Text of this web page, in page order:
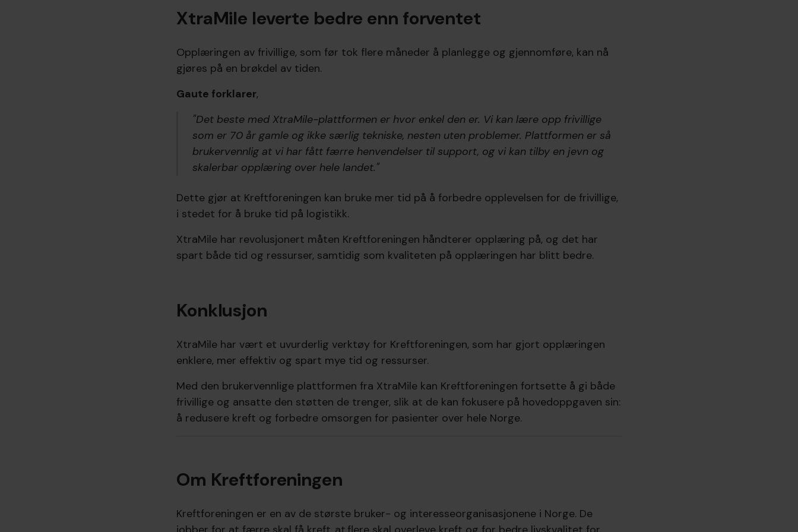
XtraMile leverte bedre enn forventet
Opplæringen av frivillige, som før tok flere måneder å planlegge og gjennomføre, kan nå
gjøres på en brøkdel av tiden.
Gaute forklarer,
"Det beste med XtraMile-plattformen er hvor enkel den er. Vi kan lære opp frivillige
som er 70 år gamle og ikke særlig tekniske, nesten uten problemer. Plattformen er så
brukervennlig at vi har fått færre henvendelser til support, og vi kan tilby en jevn og
skalerbar opplæring over hele landet."
Dette gjør at Kreftforeningen kan bruke mer tid på å forbedre opplevelsen for de frivillige,
i stedet for å bruke tid på logistikk.
XtraMile har revolusjonert måten Kreftforeningen håndterer opplæring på, og det har
spart både tid og ressurser, samtidig som kvaliteten på opplæringen har blitt bedre.
Konklusjon
XtraMile har vært et uvurderlig verktøy for Kreftforeningen, som har gjort opplæringen
enklere, mer effektiv og spart mye tid og ressurser.
Med den brukervennlige plattformen fra XtraMile kan Kreftforeningen fortsette å gi både
frivillige og ansatte den støtten de trenger, slik at de kan fokusere på hovedoppgaven sin:
å redusere kreft og forbedre omsorgen for pasienter over hele Norge.
Om Kreftforeningen
Kreftforeningen er en av de største bruker- og interesseorganisasjonene i Norge. De